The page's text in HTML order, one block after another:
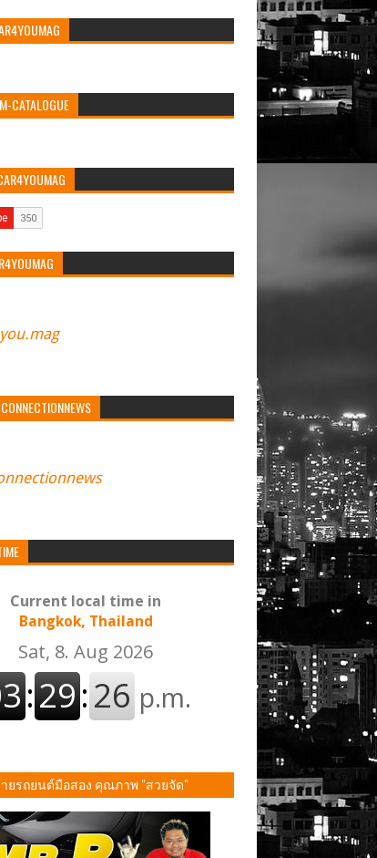
CATALOGUE
Current local time in
Bangkok, Thailand
ขายรถยนต์มือสอง คุณภาพ "สวยจัด"